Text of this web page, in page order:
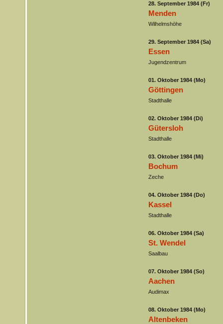
28. September 1984 (Fr)
Menden
Wilhelmshöhe
29. September 1984 (Sa)
Essen
Jugendzentrum
01. Oktober 1984 (Mo)
Göttingen
Stadthalle
02. Oktober 1984 (Di)
Gütersloh
Stadthalle
03. Oktober 1984 (Mi)
Bochum
Zeche
04. Oktober 1984 (Do)
Kassel
Stadthalle
06. Oktober 1984 (Sa)
St. Wendel
Saalbau
07. Oktober 1984 (So)
Aachen
Audimax
08. Oktober 1984 (Mo)
Altenbeken